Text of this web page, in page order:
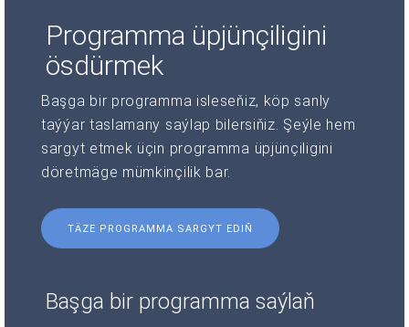
Programma üpjünçiligini
ösdürmek
Başga bir programma isleseňiz, köp sanly
taýýar taslamany saýlap bilersiňiz. Şeýle hem
sargyt etmek üçin programma üpjünçiligini
döretmäge mümkinçilik bar.
TÄZE PROGRAMMA SARGYT EDIŇ
Başga bir programma saýlaň